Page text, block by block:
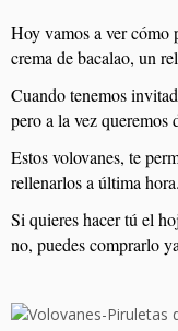
Hoy vamos a ver cómo
crema de bacalao, un
Cuando tenemos
pero a la vez
Estos volovanes, te
rellenarlos a última hora.
Si quieres hacer tú el
no, puedes comprarlo